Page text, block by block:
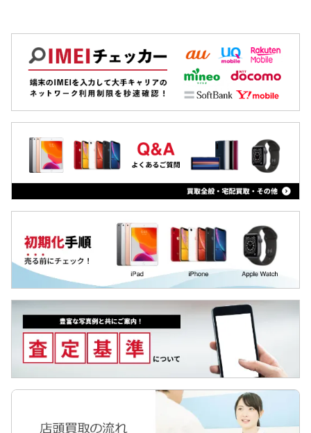
AQUOS 旧モデル
Xiaomi
MacBook
iPad
Qua tab
dtab
MediaPad
LAVIE Tab
YOGA Tab
Surface
Galaxyタブ
Pixel Tab